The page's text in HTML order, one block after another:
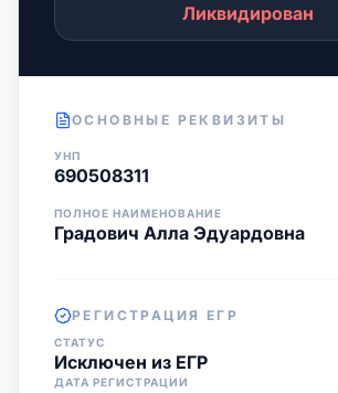
Ликвидирован
ОСНОВНЫЕ РЕКВИЗИТЫ
УНП
690508311
ПОЛНОЕ НАИМЕНОВАНИЕ
Градович Алла Эдуардовна
РЕГИСТРАЦИЯ ЕГР
СТАТУС
Исключен из ЕГР
ДАТА РЕГИСТРАЦИИ